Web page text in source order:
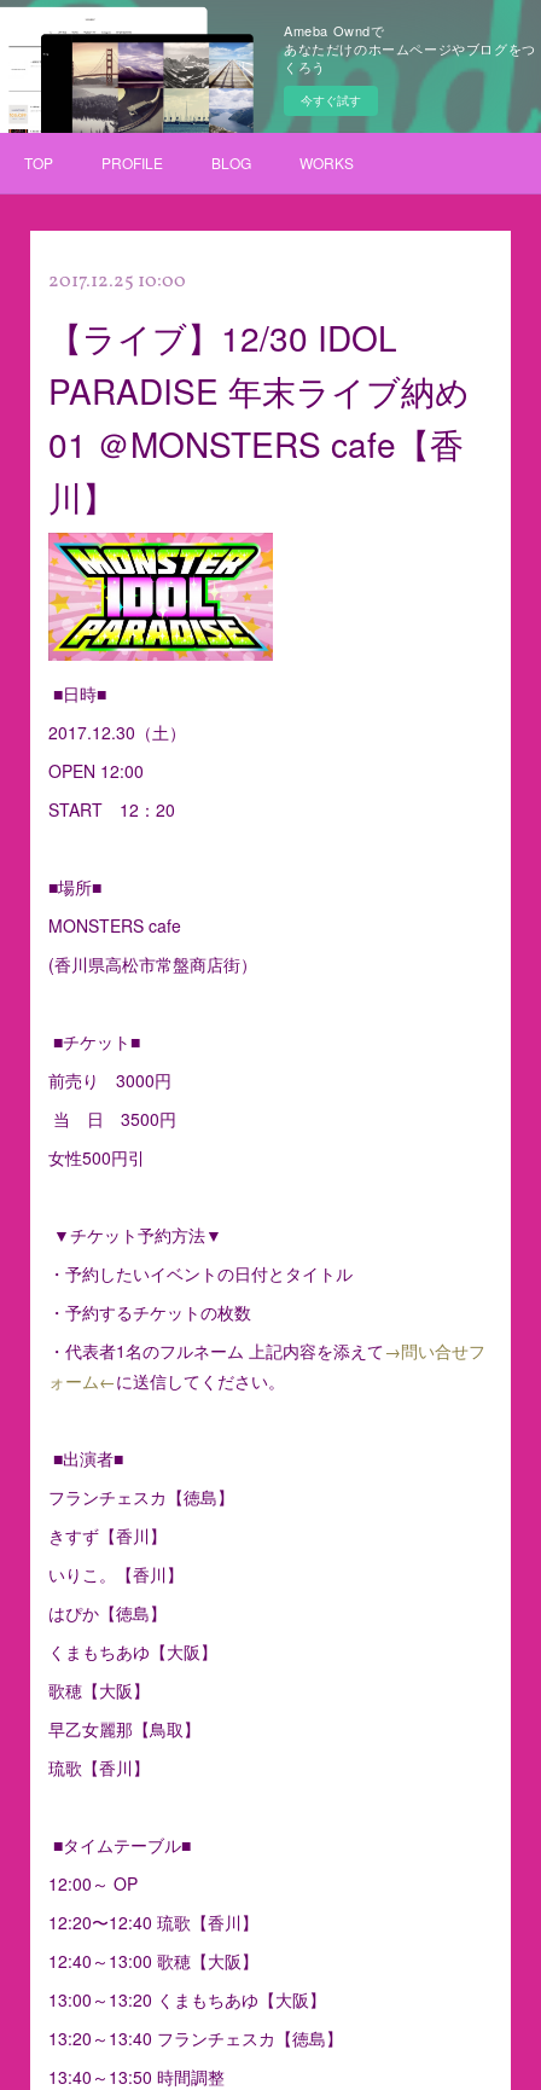
Ameba Owndで
あなただけのホームページやブログをつ
くろう
今すぐ試す
TOP PROFILE BLOG WORKS
2017.12.25 10:00
【ライブ】12/30 IDOL
PARADISE 年末ライブ納め
01 ＠MONSTERS cafe【香
川】
■日時■
2017.12.30（土）
OPEN 12:00
START 12：20
■場所■
MONSTERS cafe
(香川県高松市常盤商店街）
■チケット■
前売り 3000円
当 日 3500円
女性500円引
▼チケット予約方法▼
・予約したいイベントの日付とタイトル
・予約するチケットの枚数
・代表者1名のフルネーム 上記内容を添えて→問い合せフ
ォーム←に送信してください。
■出演者■
フランチェスカ【徳島】
きすず【香川】
いりこ。【香川】
はぴか【徳島】
くまもちあゆ【大阪】
歌穂【大阪】
早乙女麗那【鳥取】
琉歌【香川】
■タイムテーブル■
12:00～ OP
12:20〜12:40 琉歌【香川】
12:40～13:00 歌穂【大阪】
13:00～13:20 くまもちあゆ【大阪】
13:20～13:40 フランチェスカ【徳島】
13:40～13:50 時間調整